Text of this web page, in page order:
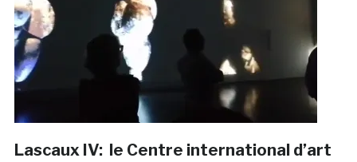
Lascaux IV: le Centre international d’art